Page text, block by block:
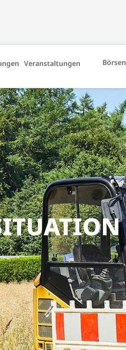
Veranstaltungen Börsen